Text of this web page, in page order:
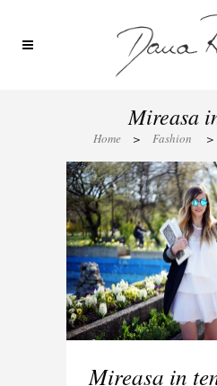
Mireasa
Home > Fashion >
Mireasa in